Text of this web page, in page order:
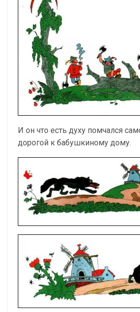
И он что есть духу помчался
дорогой к бабушкиному дому.